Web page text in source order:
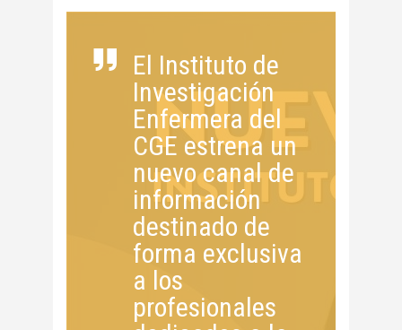
El Instituto de
Investigación
Enfermera del
CGE estrena un
nuevo canal de
información
destinado de
forma exclusiva
a los
profesionales